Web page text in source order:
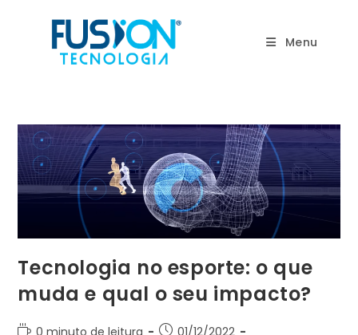
Menu
Tecnologia no esporte: o que
muda e qual o seu impacto?
Tempo0 minuto de leitura
Post01/12/2022